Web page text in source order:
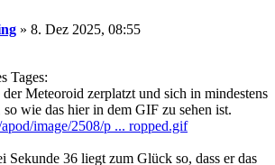
» 8. Dez 2025, 08:55
Tages:
Meteoroid zerplatzt und sich in mindestens
wie das hier in dem GIF zu sehen ist.
image/2508/p ... ropped.gif
Sekunde 36 liegt zum Glück so, dass er das